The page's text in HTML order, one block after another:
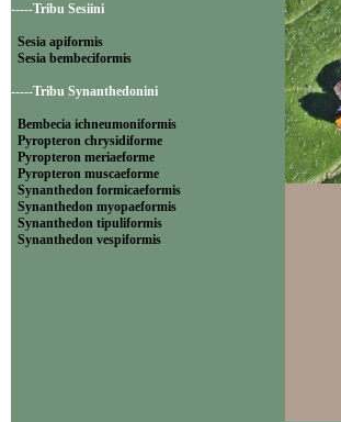
-----Tribu Sesiini
Sesia apiformis
Sesia bembeciformis
-----Tribu Synanthedonini
Bembecia ichneumoniformis
Pyropteron chrysidiforme
Pyropteron meriaeforme
Pyropteron muscaeforme
Synanthedon formicaeformis
Synanthedon myopaeformis
Synanthedon tipuliformis
Synanthedon vespiformis